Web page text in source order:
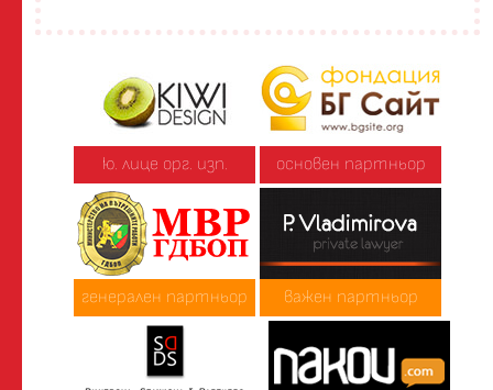
ю. лице орг. изп. основен партньор
генерален партньор важен партньор